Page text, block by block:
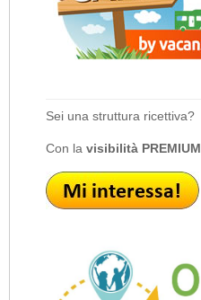
Sei una struttura ricettiva?
Con la visibilità PREMIUM